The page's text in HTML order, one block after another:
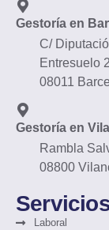
Gestoría en
C/
Entresuelo
08011
Gestoría en
Rambla
08800
Laboral